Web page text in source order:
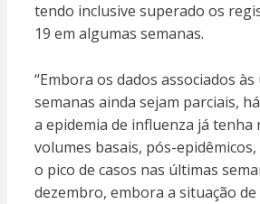
tendo inclusive superado os
19 em algumas semanas.
“Embora os dados associados
semanas ainda sejam parciais,
a epidemia de influenza já tenha
volumes basais, pós-
o pico de casos nas últimas
dezembro, embora a situação de